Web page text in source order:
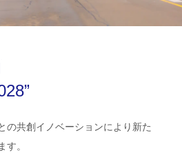
の共創イノベーションにより新た
す。